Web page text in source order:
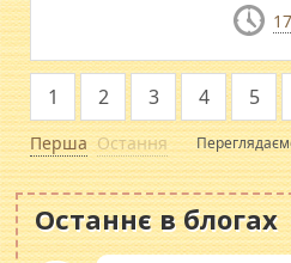
Перша
1 2 3 4 5
Остання
Останнє в блогах